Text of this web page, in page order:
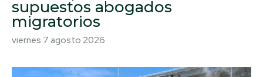
supuestos abogados
migratorios
viernes 7 agosto 2026